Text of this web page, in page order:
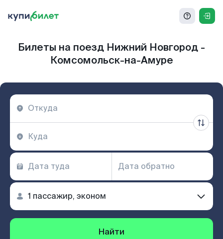
Билеты на поезд Нижний Новгород -
Комсомольск-на-Амуре
Найти